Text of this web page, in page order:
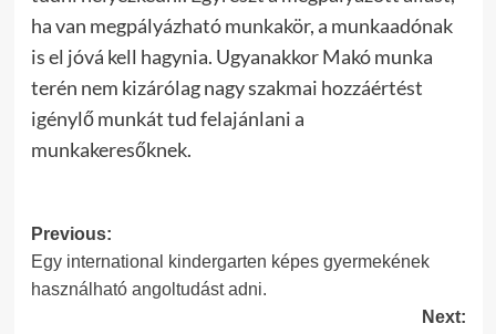
ha van megpályázható munkakör, a munkaadónak
is el jóvá kell hagynia. Ugyanakkor Makó munka
terén nem kizárólag nagy szakmai hozzáértést
igénylő munkát tud felajánlani a
munkakeresőknek.
Post
navigation
Previous:
Egy international kindergarten képes gyermekének
használható angoltudást adni.
Next: